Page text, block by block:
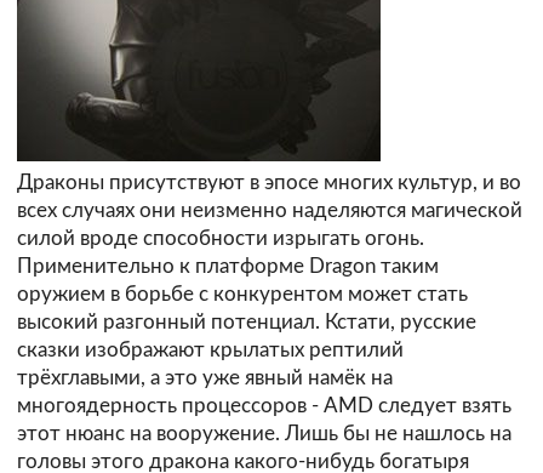
Драконы присутствуют в эпосе многих культур, и во
всех случаях они неизменно наделяются магической
силой вроде способности изрыгать огонь.
Применительно к платформе Dragon таким
оружием в борьбе с конкурентом может стать
высокий разгонный потенциал. Кстати, русские
сказки изображают крылатых рептилий
трёхглавыми, а это уже явный намёк на
многоядерность процессоров - AMD следует взять
этот нюанс на вооружение. Лишь бы не нашлось на
головы этого дракона какого-нибудь богатыря